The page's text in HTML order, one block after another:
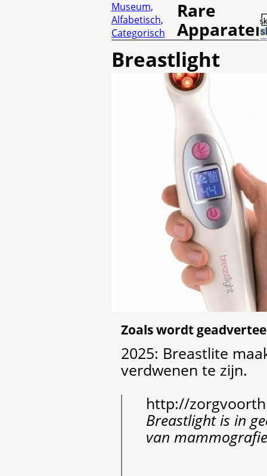
Museum,
Alfabetisch,
Categorisch
Rare
Apparaten
Breastlight
Zoals wordt
2025: Breastlite
verdwenen te zijn.
http://
Breastlight is in
van